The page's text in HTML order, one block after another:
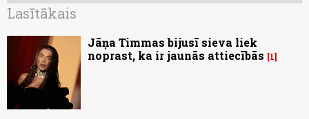
Lasītākais
Jāņa Timmas bijusī sieva liek
noprast, ka ir jaunās attiecībās
1